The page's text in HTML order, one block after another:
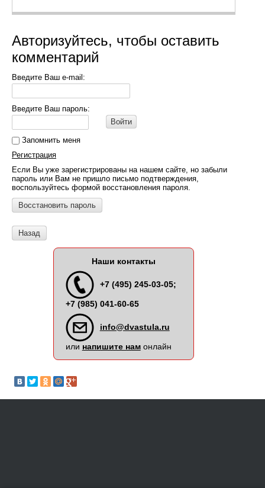
Авторизуйтесь, чтобы оставить
комментарий
Введите Ваш e-mail:
Введите Ваш пароль:
Войти
Запомнить меня
Регистрация
Если Вы уже зарегистрированы на нашем сайте, но забыли
пароль или Вам не пришло письмо подтверждения,
воспользуйтесь формой восстановления пароля.
Восстановить пароль
Назад
Наши контакты
+7 (495) 245-03-05;
+7 (985) 041-60-65
info@dvastula.ru
или напишите намонлайн